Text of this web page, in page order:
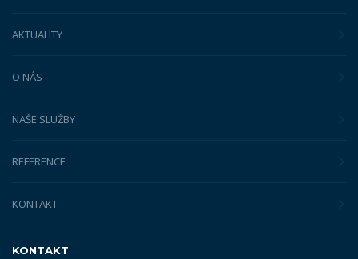
AKTUALITY
O NÁS
NAŠE SLUŽBY
REFERENCE
KONTAKT
KONTAKT